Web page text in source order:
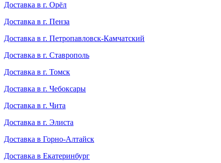
Доставка в г. Орёл
Доставка в г. Пенза
Доставка в г. Петропавловск-Камчатский
Доставка в г. Ставрополь
Доставка в г. Томск
Доставка в г. Чебоксары
Доставка в г. Чита
Доставка в г. Элиста
Доставка в Горно-Алтайск
Доставка в Екатеринбург